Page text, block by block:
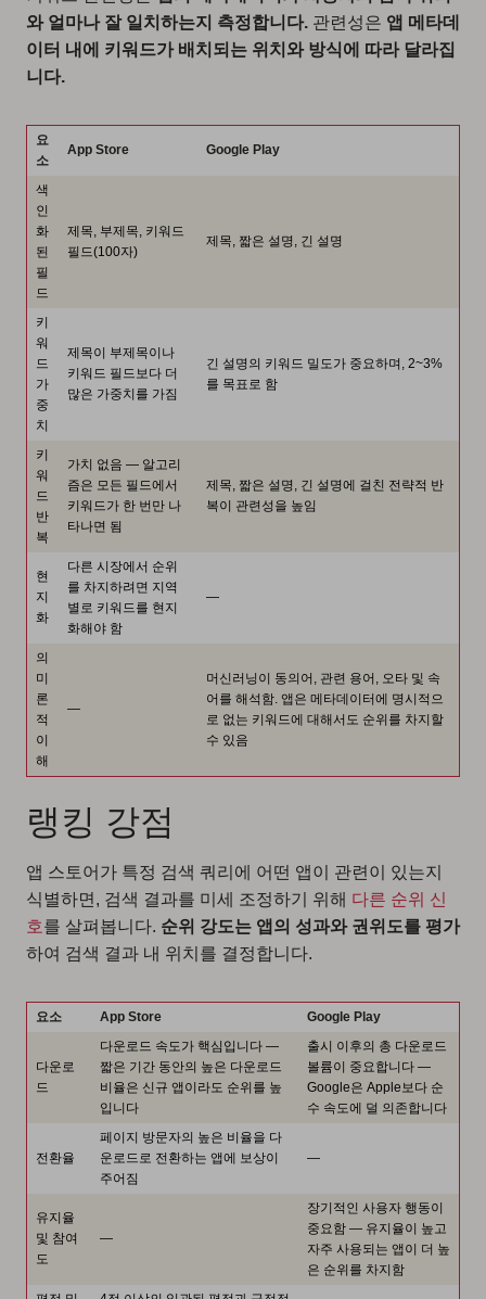
와 얼마나 잘 일치하는지 측정합니다. 관련성은 앱 메타데
이터 내에 키워드가 배치되는 위치와 방식에 따라 달라집
니다.
요
소
App Store Google Play
색
인
화
된
필
드
제목, 부제목, 키워드
필드(100자)
제목, 짧은 설명, 긴 설명
키
워
드
가
중
치
제목이 부제목이나
키워드 필드보다 더
많은 가중치를 가짐
긴 설명의 키워드 밀도가 중요하며, 2~3%
를 목표로 함
키
워
드
반
복
가치 없음 — 알고리
즘은 모든 필드에서
키워드가 한 번만 나
타나면 됨
제목, 짧은 설명, 긴 설명에 걸친 전략적 반
복이 관련성을 높임
현
지
화
다른 시장에서 순위
를 차지하려면 지역
별로 키워드를 현지
화해야 함
—
의
미
론
적
이
해
—
머신러닝이 동의어, 관련 용어, 오타 및 속
어를 해석함. 앱은 메타데이터에 명시적으
로 없는 키워드에 대해서도 순위를 차지할
수 있음
랭킹 강점
앱 스토어가 특정 검색 쿼리에 어떤 앱이 관련이 있는지
식별하면, 검색 결과를 미세 조정하기 위해 다른 순위 신
호를 살펴봅니다. 순위 강도는 앱의 성과와 권위도를 평가
하여 검색 결과 내 위치를 결정합니다.
요소 App Store Google Play
다운로
드
다운로드 속도가 핵심입니다 —
짧은 기간 동안의 높은 다운로드
비율은 신규 앱이라도 순위를 높
입니다
출시 이후의 총 다운로드
볼륨이 중요합니다 —
Google은 Apple보다 순
수 속도에 덜 의존합니다
전환율
페이지 방문자의 높은 비율을 다
운로드로 전환하는 앱에 보상이
주어짐
—
유지율
및 참여
도
—
장기적인 사용자 행동이
중요함 — 유지율이 높고
자주 사용되는 앱이 더 높
은 순위를 차지함